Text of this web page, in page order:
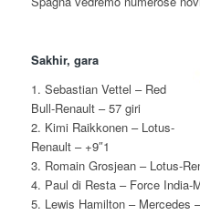
Sakhir, gara
1. Sebastian Vettel – Red
Bull-Renault – 57 giri
2. Kimi Raikkonen – Lotus-
Renault – +9″1
3. Romain Grosjean – Lotus-
4. Paul di Resta – Force India-
5. Lewis Hamilton – Mercedes